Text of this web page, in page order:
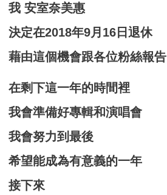
我 安室奈美惠
決定在2018年9月16日退休
藉由這個機會跟各位粉絲報告
在剩下這一年的時間裡
我會準備好專輯和演唱會
我會努力到最後
希望能成為有意義的一年
接下來